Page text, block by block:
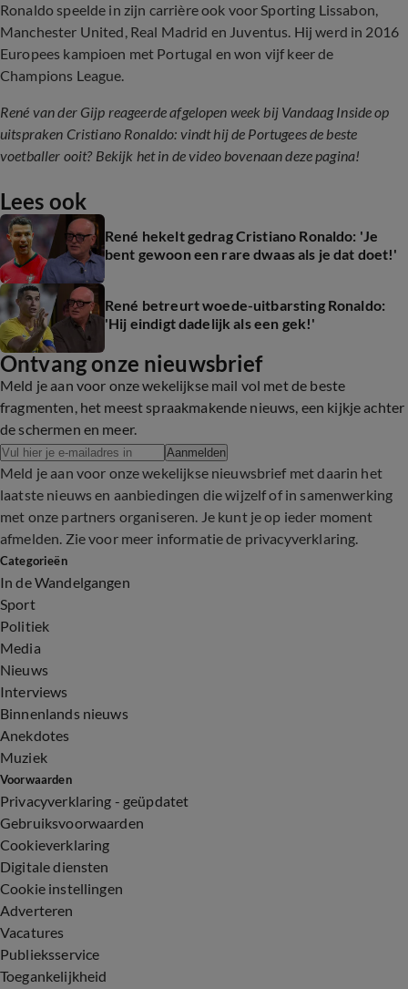
Ronaldo speelde in zijn carrière ook voor Sporting Lissabon,
Manchester United, Real Madrid en Juventus. Hij werd in 2016
Europees kampioen met Portugal en won vijf keer de
Champions League.
René van der Gijp reageerde afgelopen week bij Vandaag Inside op
uitspraken Cristiano Ronaldo: vindt hij de Portugees de beste
voetballer ooit? Bekijk het in de video bovenaan deze pagina!
Lees ook
René hekelt gedrag Cristiano Ronaldo: 'Je
bent gewoon een rare dwaas als je dat doet!'
René betreurt woede-uitbarsting Ronaldo:
'Hij eindigt dadelijk als een gek!'
Ontvang onze nieuwsbrief
Meld je aan voor onze wekelijkse mail vol met de beste
fragmenten, het meest spraakmakende nieuws, een kijkje achter
de schermen en meer.
Aanmelden
Meld je aan voor onze wekelijkse nieuwsbrief met daarin het
laatste nieuws en aanbiedingen die wijzelf of in samenwerking
met onze partners organiseren. Je kunt je op ieder moment
afmelden. Zie voor meer informatie de privacyverklaring.
Categorieën
In de Wandelgangen
Sport
Politiek
Media
Nieuws
Interviews
Binnenlands nieuws
Anekdotes
Muziek
Voorwaarden
Privacyverklaring - geüpdatet
Gebruiksvoorwaarden
Cookieverklaring
Digitale diensten
Cookie instellingen
Adverteren
Vacatures
Publieksservice
Toegankelijkheid